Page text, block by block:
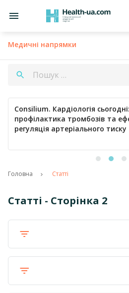
Медичні напрямки
Consilium. Кардіологія сьогодні:
профілактика тромбозів та
регуляція артеріального тиску
Головна Статті
Статті - Сторінка 2